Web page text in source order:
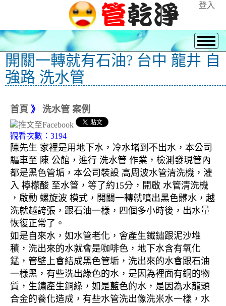
登入
開關一轉就有石油? 台中 龍井 自
強路 洗水管
首頁 》 洗水管 案例
觀看次數：3194
陳先生 家裡是用地下水，冷水堵到不出水，本公司
驅車至 陳 公館，進行 洗水管 作業，檢測發現管內
都是黑色管垢，本公司裝設 高周波水管清洗機，灌
入 檸檬酸 至水管，等了約15分，開啟 水管清洗機
，啟動 螺旋波 模式，開關一轉就噴出黑色髒水，越
洗就越誇張，跟石油一樣，四個多小時後，出水量
恢復正常了。
如是自來水，如水管老化，會產生鐵鏽跟泥沙堆
積，洗出來的水就會是咖啡色，地下水含有氧化
錳，管壁上會結成黑色管垢，洗出來的水會跟石油
一樣黑，有些洗出綠色的水，是因為裡面有銅的物
質，生鏽產生銅綠，如是藍色的水，是因為水龍頭
合金的養化造成，有些水管洗出像洗米水一樣，水